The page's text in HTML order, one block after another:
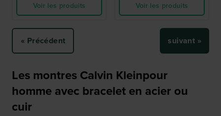
Voir les produits
Voir les produits
« Précédent suivant »
Les montres Calvin Kleinpour
homme avec bracelet en acier ou
cuir